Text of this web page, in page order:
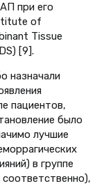
при его
of
Tissue
[9].
назначали
пациентов,
было
лучшие
в группе